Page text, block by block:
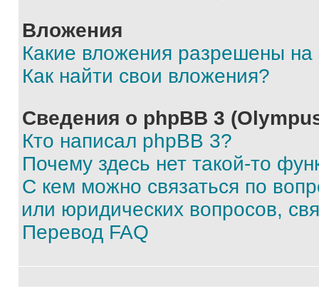
Вложения
Какие вложения разрешены
Как найти свои вложения?
Сведения о phpBB 3
Кто написал phpBB 3?
Почему здесь нет такой-то
С кем можно связаться по
или юридических вопросов,
Перевод FAQ